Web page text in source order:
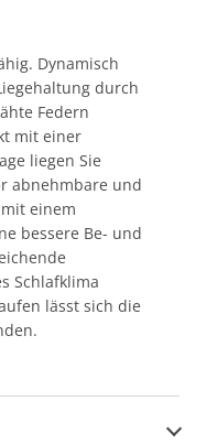
Dynamisch
durch
Federn
mit einer
liegen Sie
abnehmbare und
einem
bessere Be- und
Schlafklima
lässt sich die